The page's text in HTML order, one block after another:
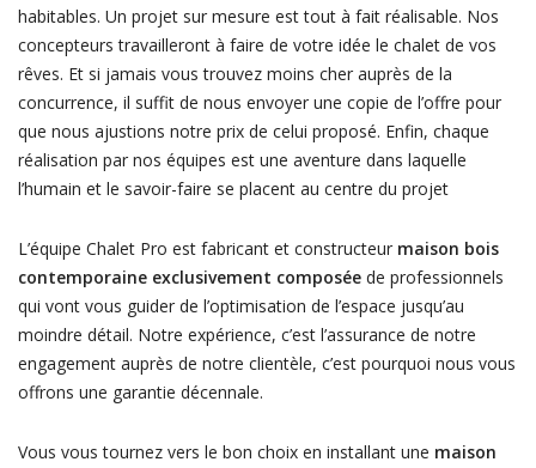
habitables. Un projet sur mesure est tout à fait réalisable. Nos
concepteurs travailleront à faire de votre idée le chalet de vos
rêves. Et si jamais vous trouvez moins cher auprès de la
concurrence, il suffit de nous envoyer une copie de l’offre pour
que nous ajustions notre prix de celui proposé. Enfin, chaque
réalisation par nos équipes est une aventure dans laquelle
l’humain et le savoir-faire se placent au centre du projet
L’équipe Chalet Pro est fabricant et constructeur maison bois
contemporaine exclusivement composéede professionnels
qui vont vous guider de l’optimisation de l’espace jusqu’au
moindre détail. Notre expérience, c’est l’assurance de notre
engagement auprès de notre clientèle, c’est pourquoi nous vous
offrons une garantie décennale.
Vous vous tournez vers le bon choix en installant une maison